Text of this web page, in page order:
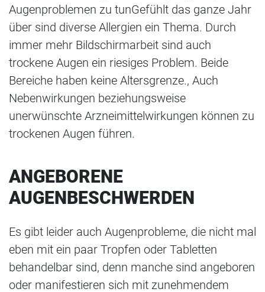
Augenproblemen zu tunGefühlt das ganze Jahr
über sind diverse Allergien ein Thema. Durch
immer mehr Bildschirmarbeit sind auch
trockene Augen ein riesiges Problem. Beide
Bereiche haben keine Altersgrenze., Auch
Nebenwirkungen beziehungsweise
unerwünschte Arzneimittelwirkungen können zu
trockenen Augen führen.
ANGEBORENE
AUGENBESCHWERDEN
Es gibt leider auch Augenprobleme, die nicht mal
eben mit ein paar Tropfen oder Tabletten
behandelbar sind, denn manche sind angeboren
oder manifestieren sich mit zunehmendem